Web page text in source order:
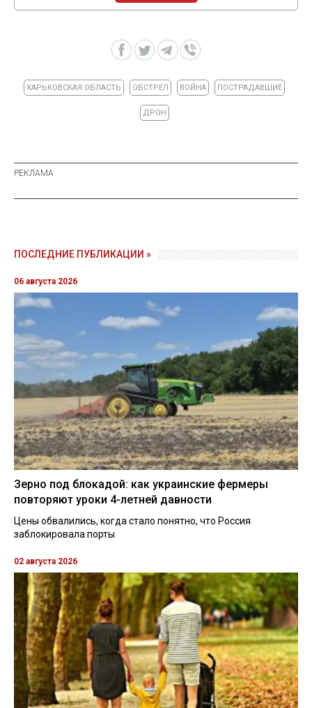
ХАРЬКОВСКАЯ ОБЛАСТЬ ОБСТРЕЛ ВОЙНА ПОСТРАДАВШИЕ
ДРОН
ПОСЛЕДНИЕ ПУБЛИКАЦИИ »
06 августа 2026
Зерно под блокадой: как украинские фермеры
повторяют уроки 4-летней давности
Цены обвалились, когда стало понятно, что Россия
заблокировала порты
02 августа 2026